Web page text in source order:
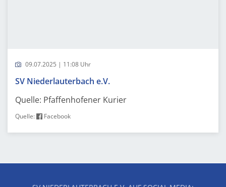
09.07.2025 | 11:08 Uhr
SV Niederlauterbach e.V.
Quelle: Pfaffenhofener Kurier
Quelle: Facebook